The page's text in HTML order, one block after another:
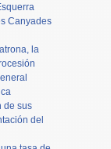
Canyades
la
de sus
del